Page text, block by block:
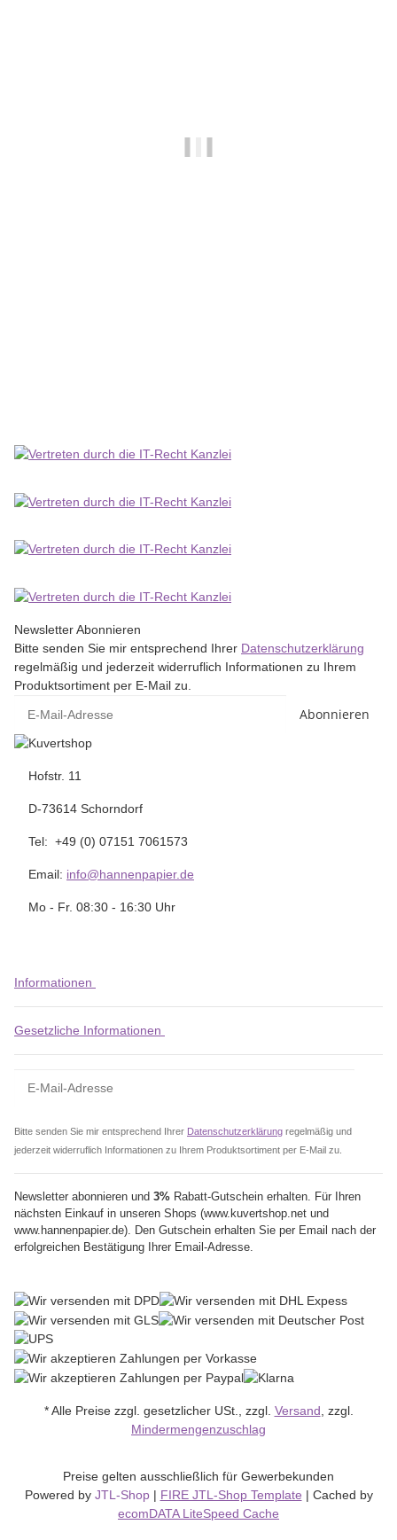
Newsletter Abonnieren
Bitte senden Sie mir entsprechend Ihrer Datenschutzerklärung
regelmäßig und jederzeit widerruflich Informationen zu Ihrem
Produktsortiment per E-Mail zu.
Abonnieren
Hofstr. 11
D-73614 Schorndorf
Tel: +49 (0) 07151 7061573
Email: info@hannenpapier.de
Mo - Fr. 08:30 - 16:30 Uhr
Informationen
Gesetzliche Informationen
Bitte senden Sie mir entsprechend Ihrer Datenschutzerklärung regelmäßig und
jederzeit widerruflich Informationen zu Ihrem Produktsortiment per E-Mail zu.
Newsletter abonnieren und 3% Rabatt-Gutschein erhalten. Für Ihren
nächsten Einkauf in unseren Shops (www.kuvertshop.net und
www.hannenpapier.de). Den Gutschein erhalten Sie per Email nach der
erfolgreichen Bestätigung Ihrer Email-Adresse.
* Alle Preise zzgl. gesetzlicher USt., zzgl. Versand , zzgl.
Mindermengenzuschlag
Preise gelten ausschließlich für Gewerbekunden
Powered by JTL-Shop | FIRE JTL-Shop Template | Cached by
ecomDATA LiteSpeed Cache